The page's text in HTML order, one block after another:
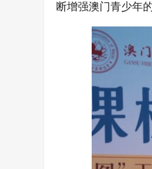
断增强澳门青少年